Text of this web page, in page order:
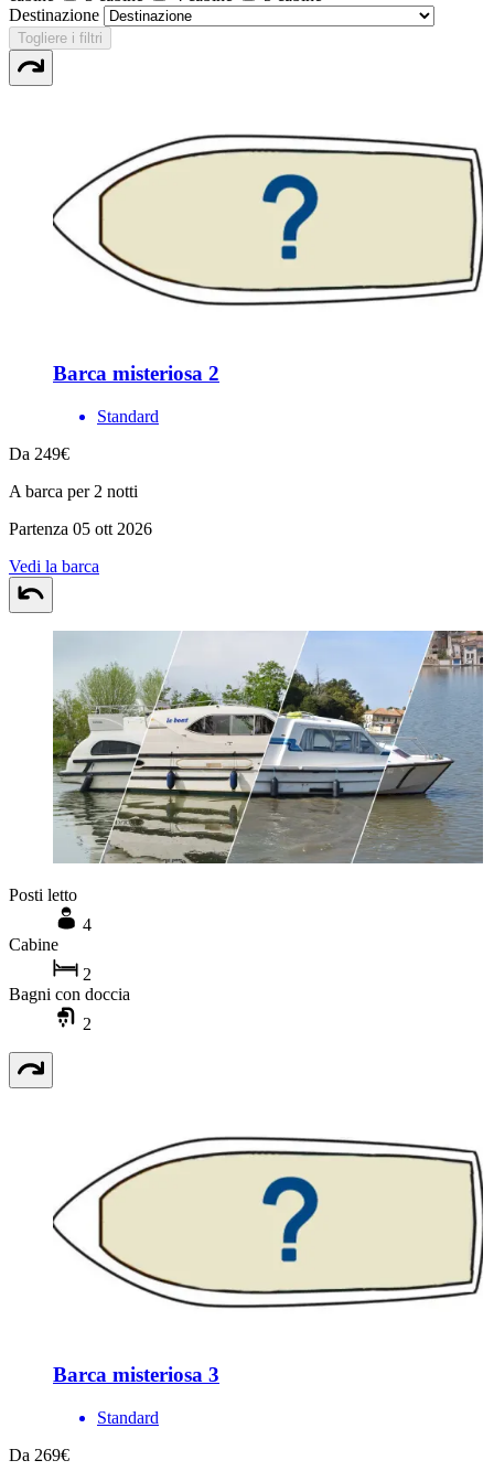
Destinazione
Togliere i filtri
Barca misteriosa 2
Standard
Da 249€
A barca per 2 notti
Partenza 05 ott 2026
Vedi la barca
Posti letto
4
Cabine
2
Bagni con doccia
2
Barca misteriosa 3
Standard
Da 269€